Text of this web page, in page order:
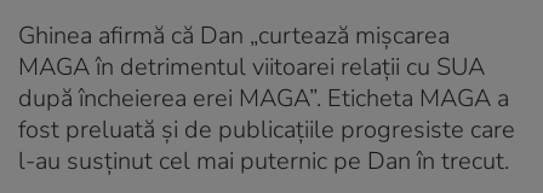
Ghinea afirmă că Dan „curtează mișcarea
MAGA în detrimentul viitoarei relații cu SUA
după încheierea erei MAGA”. Eticheta MAGA a
fost preluată și de publicațiile progresiste care
l-au susținut cel mai puternic pe Dan în trecut.